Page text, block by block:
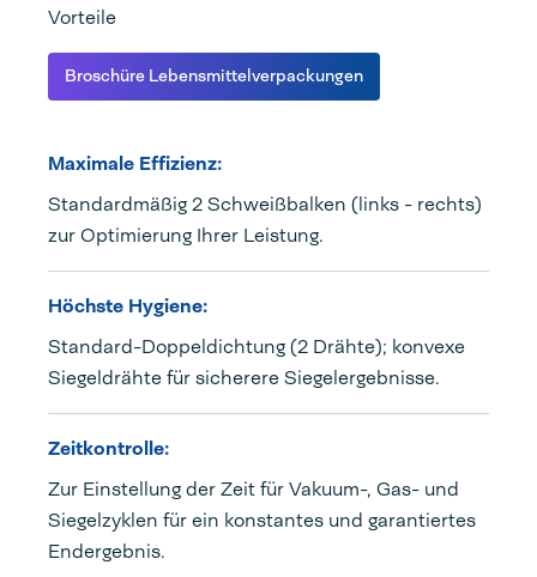
Vorteile
Broschüre Lebensmittelverpackungen
Maximale Effizienz:
Standardmäßig 2 Schweißbalken (links - rechts)
zur Optimierung Ihrer Leistung.
Höchste Hygiene:
Standard-Doppeldichtung (2 Drähte); konvexe
Siegeldrähte für sicherere Siegelergebnisse.
Zeitkontrolle:
Zur Einstellung der Zeit für Vakuum-, Gas- und
Siegelzyklen für ein konstantes und garantiertes
Endergebnis.